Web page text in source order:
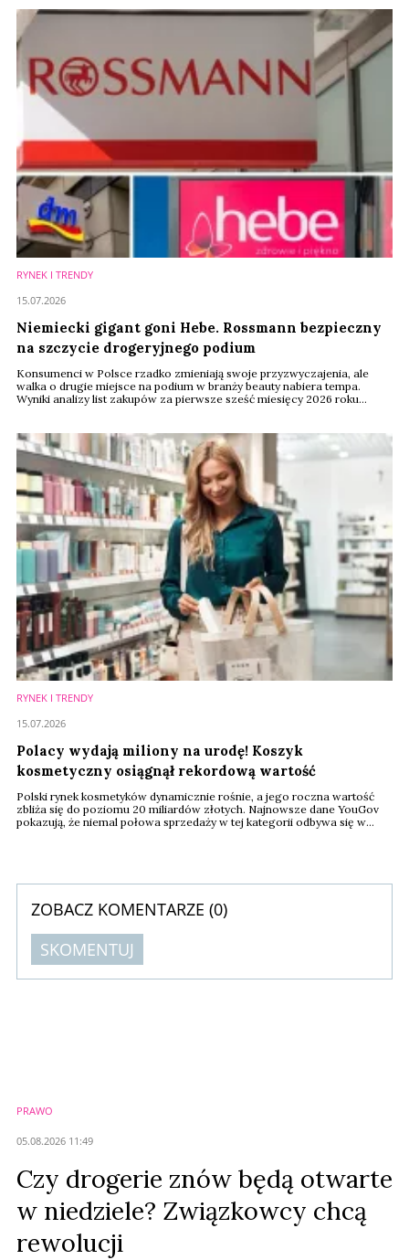
RYNEK I TRENDY
Niemiecki gigant goni Hebe. Rossmann bezpieczny
na szczycie drogeryjnego podium
Konsumenci w Polsce rzadko zmieniają swoje przyzwyczajenia, ale
walka o drugie miejsce na podium w branży beauty nabiera tempa.
Wyniki analizy list zakupów za pierwsze sześć miesięcy 2026 roku
obecnie za plecami lidera.
15.07.2026
RYNEK I TRENDY
Polacy wydają miliony na urodę! Koszyk
kosmetyczny osiągnął rekordową wartość
Polski rynek kosmetyków dynamicznie rośnie, a jego roczna wartość
zbliża się do poziomu 20 miliardów złotych. Najnowsze dane YouGov
pokazują, że niemal połowa sprzedaży w tej kategorii odbywa się w
15.07.2026
ZOBACZ KOMENTARZE (0)
SKOMENTUJ
PRAWO
05.08.2026 11:49
Czy drogerie znów będą otwarte
w niedziele? Związkowcy chcą
rewolucji